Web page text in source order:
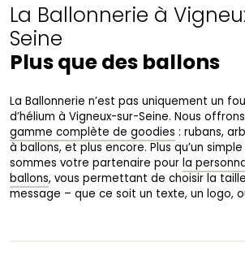
La Ballonnerie à
Seine
Plus que des ballons
La Ballonnerie n’est pas uniquement un
d’hélium à Vigneux-sur-Seine. Nous
gamme complète de goodies : rubans,
à ballons, et plus encore. Plus qu’un
sommes votre partenaire pour la
ballons, vous permettant de choisir la
message – que ce soit un texte, un logo,